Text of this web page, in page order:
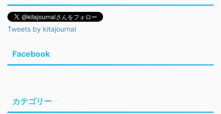
Tweets by kitajournal
Facebook
カテゴリー